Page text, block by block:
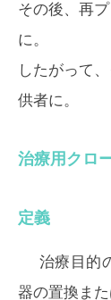
その後、再
に。
したがって
供者に。
治療用クロ
定義
治療目的
器の置換ま